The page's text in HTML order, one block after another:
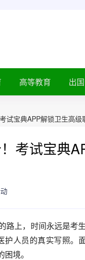
高等教育 出
试宝典APP解锁卫生高级
考试宝典
路上，时间永远是考
护人员的真实写照。
境。